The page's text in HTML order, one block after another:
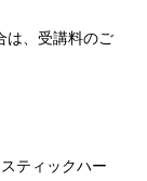
は、受講料のご
ティックハー